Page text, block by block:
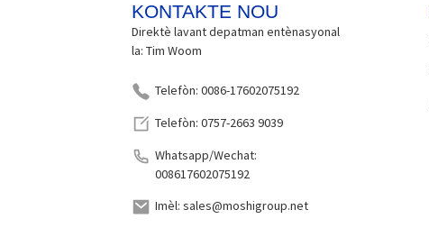
KONTAKTE NOU
Direktè lavant depatman entènasyonal
la: Tim Woom
Telefòn: 0086-17602075192
Telefòn: 0757-2663 9039
Whatsapp/Wechat:
008617602075192
Imèl: sales@moshigroup.net